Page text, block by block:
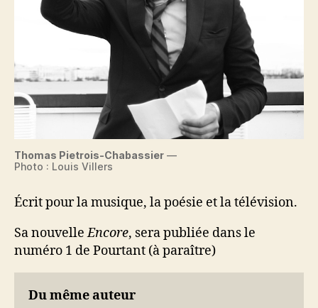
Thomas Pietrois-Chabassier —
Photo : Louis Villers
Écrit pour la musique, la poésie et la télévision.
Sa nouvelleEncore, sera publiée dans le
numéro 1 de Pourtant (à paraître)
Du même auteur